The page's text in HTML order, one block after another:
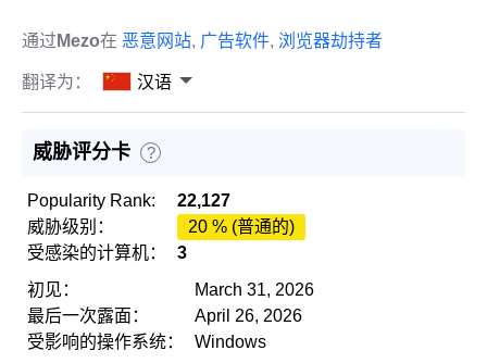
通过 Mezo在 恶意网站, 广告软件, 浏览器劫持者
翻译为： 汉语
威胁评分卡 ?
Popularity Rank:
22,127
威胁级别：
20 % (普通的)
受感染的计算机：
3
初见：
March 31, 2026
最后一次露面：
April 26, 2026
受影响的操作系统：
Windows